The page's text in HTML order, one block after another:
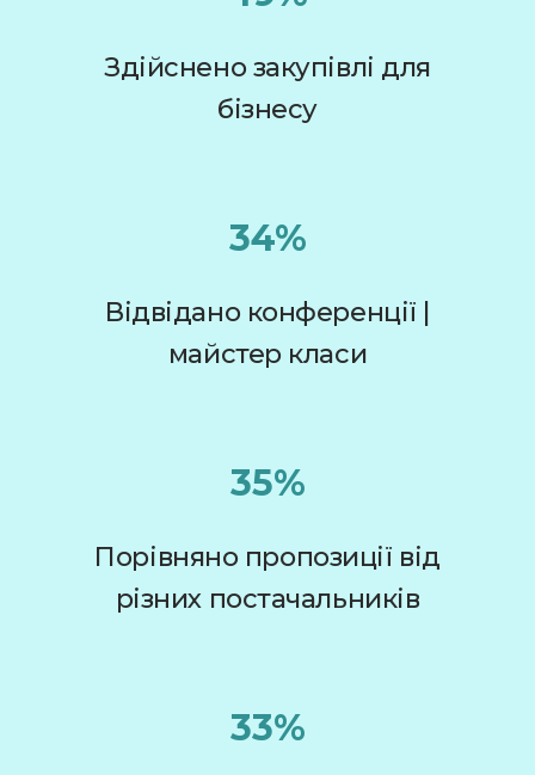
Здійснено закупівлі для
бізнесу
34%
Відвідано конференції |
майстер класи
35%
Порівняно пропозиції від
різних постачальників
33%